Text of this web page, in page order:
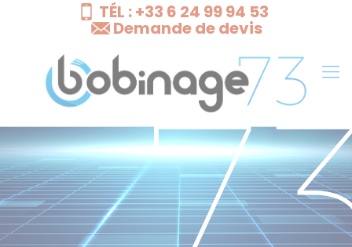
TÉL : +33 6 24 99 94 53
Demande de devis
Cookies management panel